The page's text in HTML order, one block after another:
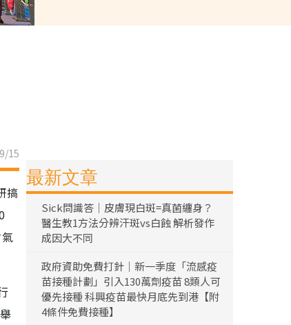
15
搞
最新文章
Sick問識答｜皮膚現白斑=真菌纏身？
醫生教1方法分辨汗斑vs白蝕 解析發作
成因大不同
政府資助免費打針｜新一季度「流感疫
苗接種計劃」引入130萬劑疫苗 8類人可
優先接種 科興疫苗最快月底先到港【附
4條件免費接種】